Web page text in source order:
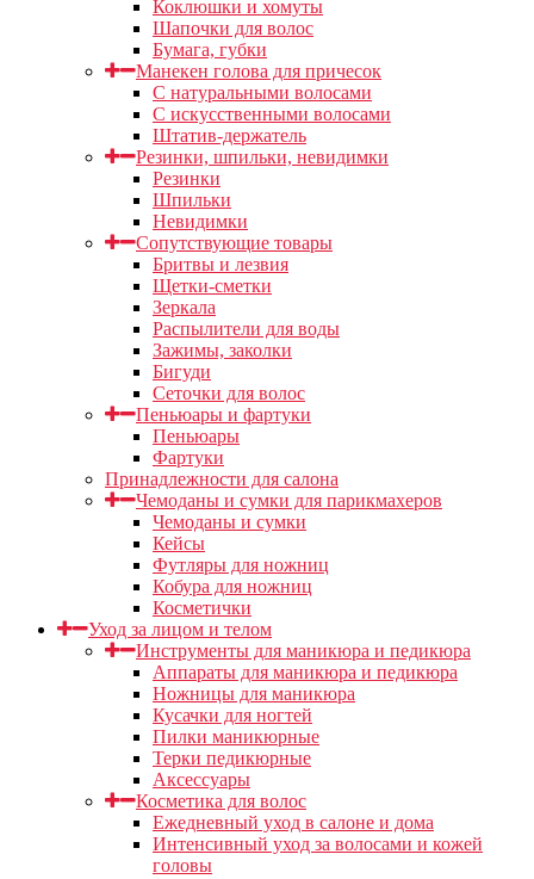
Коклюшки и хомуты
Шапочки для волос
Бумага, губки
Манекен голова для причесок
С натуральными волосами
С искусственными волосами
Штатив-держатель
Резинки, шпильки, невидимки
Резинки
Шпильки
Невидимки
Сопутствующие товары
Бритвы и лезвия
Щетки-сметки
Зеркала
Распылители для воды
Зажимы, заколки
Бигуди
Сеточки для волос
Пеньюары и фартуки
Пеньюары
Фартуки
Принадлежности для салона
Чемоданы и сумки для парикмахеров
Чемоданы и сумки
Кейсы
Футляры для ножниц
Кобура для ножниц
Косметички
Уход за лицом и телом
Инструменты для маникюра и педикюра
Аппараты для маникюра и педикюра
Ножницы для маникюра
Кусачки для ногтей
Пилки маникюрные
Терки педикюрные
Аксессуары
Косметика для волос
Ежедневный уход в салоне и дома
Интенсивный уход за волосами и кожей
головы